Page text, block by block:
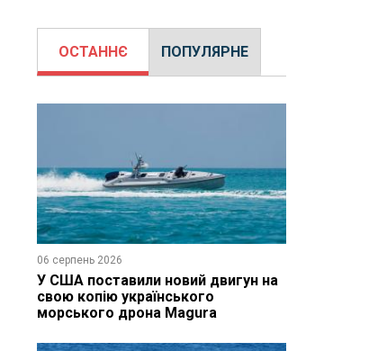
ОСТАННЄ ПОПУЛЯРНЕ
06 серпень 2026
У США поставили новий двигун на
свою копію українського
морського дрона Magura